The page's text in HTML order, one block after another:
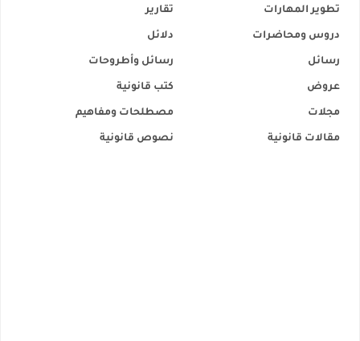
تطوير المهارات تقارير
دروس ومحاضرات دلائل
رسائل رسائل وأطروحات
عروض كتب قانونية
مجلات مصطلحات ومفاهيم
مقالات قانونية نصوص قانونية